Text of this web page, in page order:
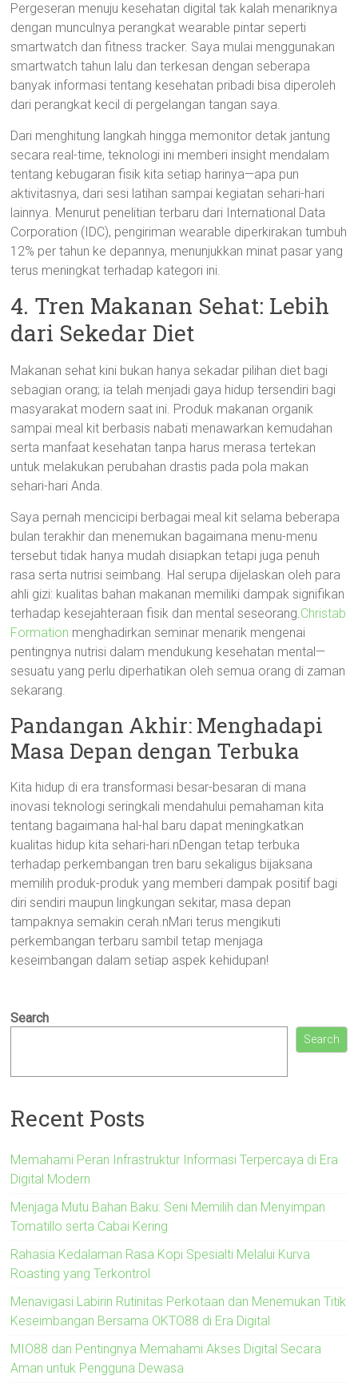
Pergeseran menuju kesehatan digital tak kalah menariknya
dengan munculnya perangkat wearable pintar seperti
smartwatch dan fitness tracker. Saya mulai menggunakan
smartwatch tahun lalu dan terkesan dengan seberapa
banyak informasi tentang kesehatan pribadi bisa diperoleh
dari perangkat kecil di pergelangan tangan saya.
Dari menghitung langkah hingga memonitor detak jantung
secara real-time, teknologi ini memberi insight mendalam
tentang kebugaran fisik kita setiap harinya—apa pun
aktivitasnya, dari sesi latihan sampai kegiatan sehari-hari
lainnya. Menurut penelitian terbaru dari International Data
Corporation (IDC), pengiriman wearable diperkirakan tumbuh
12% per tahun ke depannya, menunjukkan minat pasar yang
terus meningkat terhadap kategori ini.
4. Tren Makanan Sehat: Lebih
dari Sekedar Diet
Makanan sehat kini bukan hanya sekadar pilihan diet bagi
sebagian orang; ia telah menjadi gaya hidup tersendiri bagi
masyarakat modern saat ini. Produk makanan organik
sampai meal kit berbasis nabati menawarkan kemudahan
serta manfaat kesehatan tanpa harus merasa tertekan
untuk melakukan perubahan drastis pada pola makan
sehari-hari Anda.
Saya pernah mencicipi berbagai meal kit selama beberapa
bulan terakhir dan menemukan bagaimana menu-menu
tersebut tidak hanya mudah disiapkan tetapi juga penuh
rasa serta nutrisi seimbang. Hal serupa dijelaskan oleh para
ahli gizi: kualitas bahan makanan memiliki dampak signifikan
terhadap kesejahteraan fisik dan mental seseorang.Christab
Formation menghadirkan seminar menarik mengenai
pentingnya nutrisi dalam mendukung kesehatan mental—
sesuatu yang perlu diperhatikan oleh semua orang di zaman
sekarang.
Pandangan Akhir: Menghadapi
Masa Depan dengan Terbuka
Kita hidup di era transformasi besar-besaran di mana
inovasi teknologi seringkali mendahului pemahaman kita
tentang bagaimana hal-hal baru dapat meningkatkan
kualitas hidup kita sehari-hari.nDengan tetap terbuka
terhadap perkembangan tren baru sekaligus bijaksana
memilih produk-produk yang memberi dampak positif bagi
diri sendiri maupun lingkungan sekitar, masa depan
tampaknya semakin cerah.nMari terus mengikuti
perkembangan terbaru sambil tetap menjaga
keseimbangan dalam setiap aspek kehidupan!
Search
Search
Recent Posts
Memahami Peran Infrastruktur Informasi Terpercaya di Era
Digital Modern
Menjaga Mutu Bahan Baku: Seni Memilih dan Menyimpan
Tomatillo serta Cabai Kering
Rahasia Kedalaman Rasa Kopi Spesialti Melalui Kurva
Roasting yang Terkontrol
Menavigasi Labirin Rutinitas Perkotaan dan Menemukan Titik
Keseimbangan Bersama OKTO88 di Era Digital
MIO88 dan Pentingnya Memahami Akses Digital Secara
Aman untuk Pengguna Dewasa